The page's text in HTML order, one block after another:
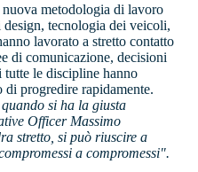
metodologia di lavoro
tecnologia dei veicoli,
lavorato a stretto contatto
di comunicazione, decisioni
tutte le discipline hanno
progredire rapidamente.
si ha la giusta
Officer Massimo
stretto, si può riuscire a
a compromessi".